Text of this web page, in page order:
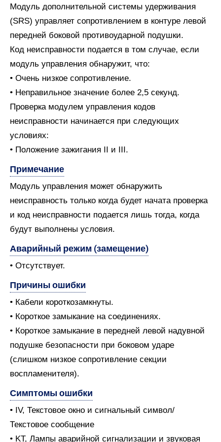
Модуль дополнительной системы удерживания
(SRS) управляет сопротивлением в контуре левой
передней боковой противоударной подушки.
Код неисправности подается в том случае, если
модуль управления обнаружит, что:
• Очень низкое сопротивление.
• Неправильное значение более 2,5 секунд.
Проверка модулем управления кодов
неисправности начинается при следующих
условиях:
• Положение зажигания II и III.
Примечание
Модуль управления может обнаружить
неисправность только когда будет начата проверка
и код неисправности подается лишь тогда, когда
будут выполнены условия.
Аварийный режим (замещение)
• Отсутствует.
Причины ошибки
• Кабели короткозамкнуты.
• Короткое замыкание на соединениях.
• Короткое замыкание в передней левой надувной
подушке безопасности при боковом ударе
(слишком низкое сопротивление секции
воспламенителя).
Симптомы ошибки
• IV, Текстовое окно и сигнальный символ/
Текстовое сообщение
• KT, Лампы аварийной сигнализации и звуковая